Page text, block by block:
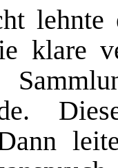
lehnte
klare